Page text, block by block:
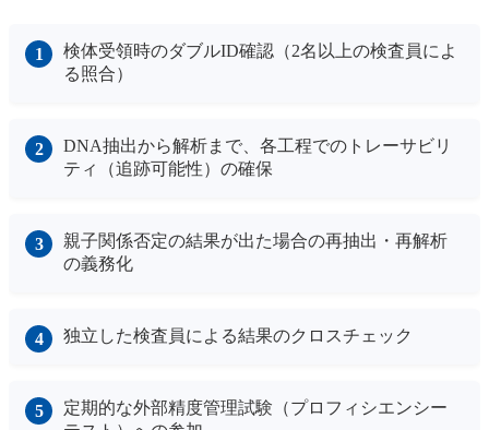
検体受領時のダブルID確認（2名以上の検査員によ
る照合）
DNA抽出から解析まで、各工程でのトレーサビリ
ティ（追跡可能性）の確保
親子関係否定の結果が出た場合の再抽出・再解析
の義務化
独立した検査員による結果のクロスチェック
定期的な外部精度管理試験（プロフィシエンシー